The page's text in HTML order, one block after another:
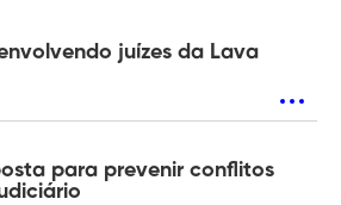
juízes da Lava
para prevenir conflitos